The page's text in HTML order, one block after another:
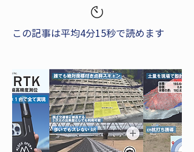
この記事は平均4分15秒で読めます